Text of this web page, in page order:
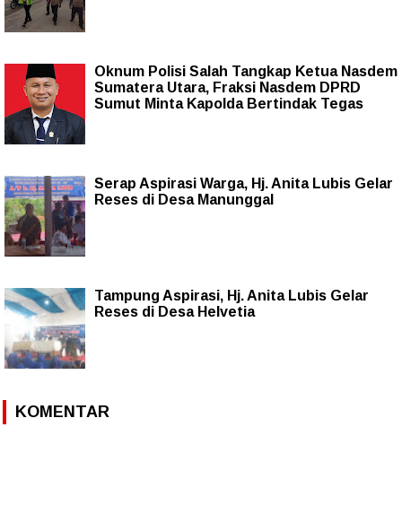
Oknum Polisi Salah Tangkap Ketua Nasdem
Sumatera Utara, Fraksi Nasdem DPRD
Sumut Minta Kapolda Bertindak Tegas
Serap Aspirasi Warga, Hj. Anita Lubis Gelar
Reses di Desa Manunggal
Tampung Aspirasi, Hj. Anita Lubis Gelar
Reses di Desa Helvetia
KOMENTAR